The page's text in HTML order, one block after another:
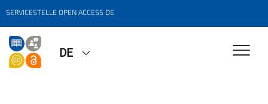
SERVICESTELLE OPEN ACCESS DE
DE